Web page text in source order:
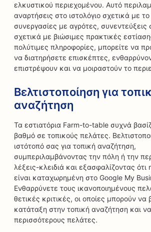
ελκυστικού περιεχομένου. Αυτό
αναρτήσεις στο ιστολόγιο σχετικά με
συνεργασίες με αγρότες, συνεντεύξεις
σχετικά με βιώσιμες πρακτικές
πολύτιμες πληροφορίες, μπορείτε να
να διατηρήσετε επισκέπτες,
επιστρέψουν και να μοιραστούν το
Βελτιστοποίηση για
αναζήτηση
Τα εστιατόρια Farm-to-table συχνά
βαθμό σε τοπικούς πελάτες.
ιστότοπό σας για τοπική αναζήτηση,
συμπεριλαμβάνοντας την πόλη ή την
λέξεις-κλειδιά και εξασφαλίζοντας ότι
είναι καταχωρημένη στο Google My
Ενθαρρύνετε τους ικανοποιημένους
θετικές κριτικές, οι οποίες μπορούν να
κατάταξη στην τοπική αναζήτηση και
περισσότερους πελάτες.